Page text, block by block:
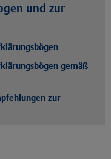
und zur
gemäß
zur